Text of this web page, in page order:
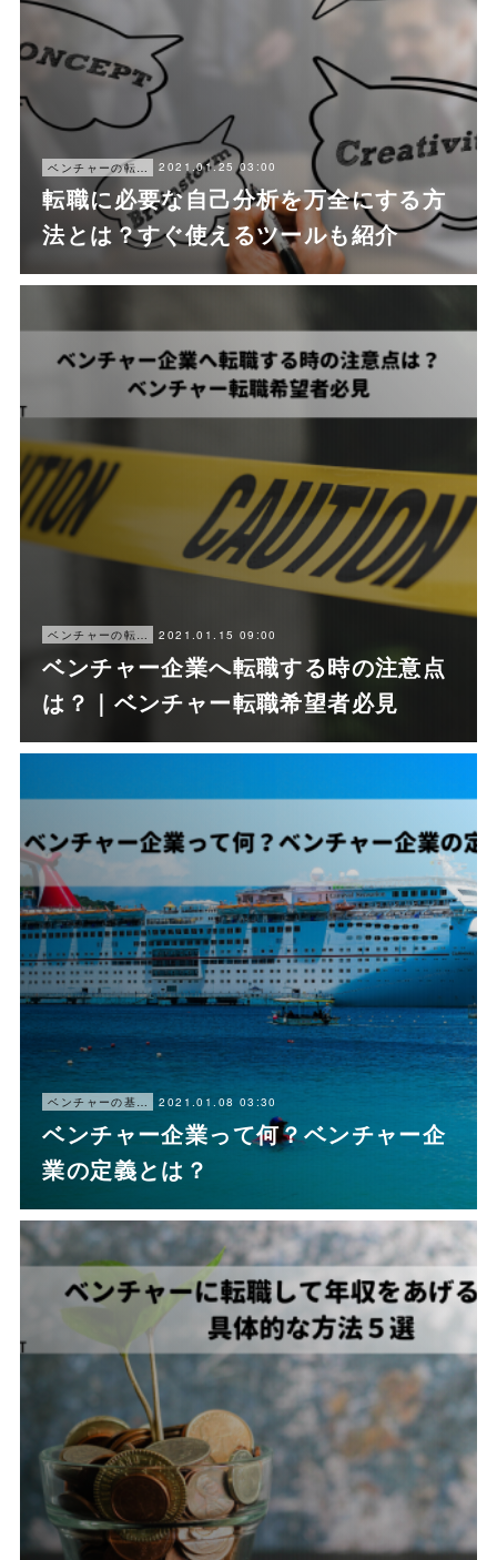
2021.01.25 03:00
転職に必要な自己分析を万全にする方
法とは？すぐ使えるツールも紹介
ベンチャーの転職ノウハウ 2021.01.15 09:00
ベンチャー企業へ転職する時の注意点
は？｜ベンチャー転職希望者必見
ベンチャーの基本情報 2021.01.08 03:30
ベンチャー企業って何？ベンチャー企
業の定義とは？